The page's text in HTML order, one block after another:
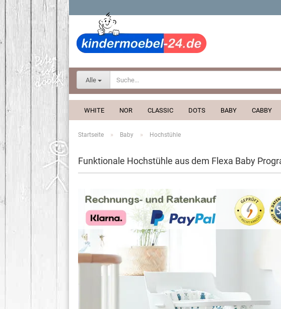
Alle
WHITE NOR CLASSIC DOTS BABY CABBY
Startseite » Baby » Hochstühle
Funktionale Hochstühle aus dem Flexa Baby